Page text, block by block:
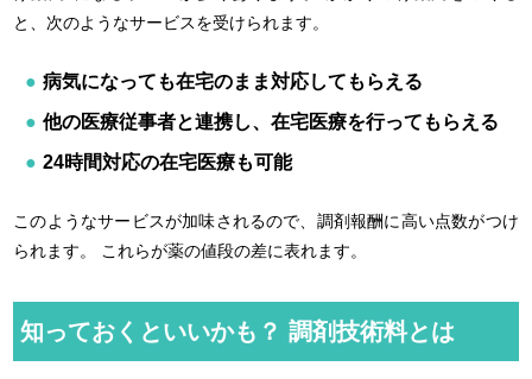
と、次のようなサービスを受けられます。
病気になっても在宅のまま対応してもらえる
他の医療従事者と連携し、在宅医療を行ってもらえる
24時間対応の在宅医療も可能
このようなサービスが加味されるので、調剤報酬に高い点数がつけ
られます。 これらが薬の値段の差に表れます。
知っておくといいかも？ 調剤技術料とは